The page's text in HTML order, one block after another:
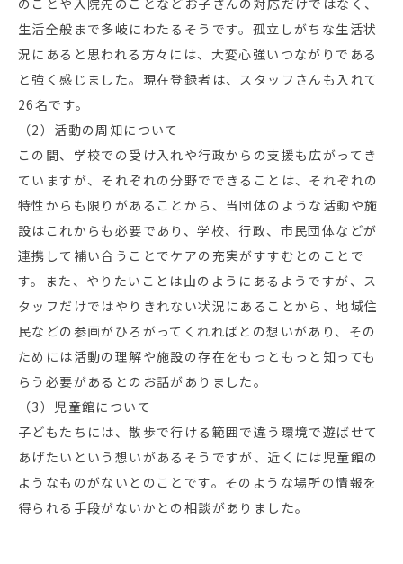
のことや入院先のことなどお子さんの対応だけではなく、
生活全般まで多岐にわたるそうです。孤立しがちな生活状
況にあると思われる方々には、大変心強いつながりである
と強く感じました。現在登録者は、スタッフさんも入れて
26名です。
（2）活動の周知について
この間、学校での受け入れや行政からの支援も広がってき
ていますが、それぞれの分野でできることは、それぞれの
特性からも限りがあることから、当団体のような活動や施
設はこれからも必要であり、学校、行政、市民団体などが
連携して補い合うことでケアの充実がすすむとのことで
す。また、やりたいことは山のようにあるようですが、ス
タッフだけではやりきれない状況にあることから、地域住
民などの参画がひろがってくれればとの想いがあり、その
ためには活動の理解や施設の存在をもっともっと知っても
らう必要があるとのお話がありました。
（3）児童館について
子どもたちには、散歩で行ける範囲で違う環境で遊ばせて
あげたいという想いがあるそうですが、近くには児童館の
ようなものがないとのことです。そのような場所の情報を
得られる手段がないかとの相談がありました。